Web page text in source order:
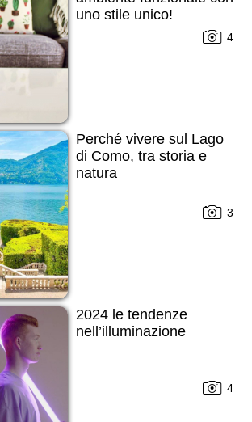
uno stile unico!
4
Perché vivere sul Lago
di Como, tra storia e
natura
3
2024 le tendenze
nell’illuminazione
4